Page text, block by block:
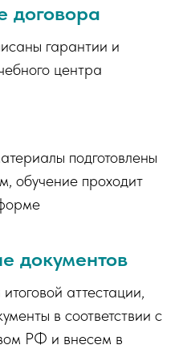
договора
гарантии и
центра
подготовлены
обучение проходит
документов
аттестации,
в соответствии с
РФ и внесем в